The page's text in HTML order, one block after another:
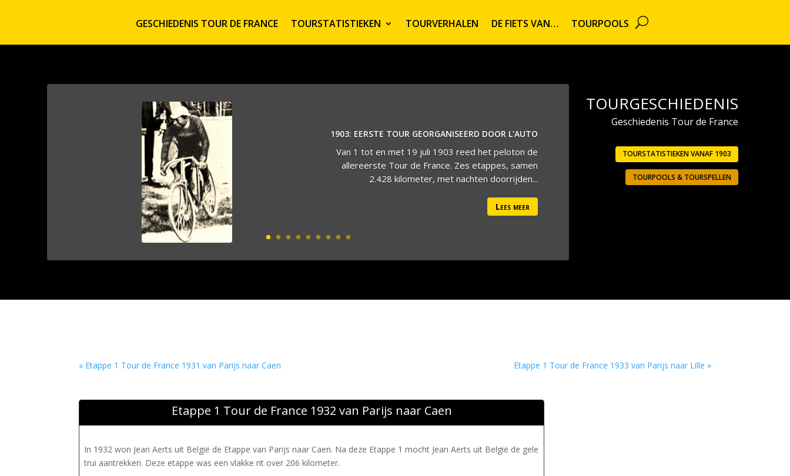
GESCHIEDENIS TOUR DE FRANCE TOURSTATISTIEKEN TOURVERHALEN DE FIETS VAN… TOURPOOLS
1903: EERSTE TOUR GEORGANISEERD DOOR L’AUTO
Van 1 tot en met 19 juli 1903 reed het peloton de
allereerste Tour de France. Zes etappes, samen
2.428 kilometer, met nachten doorrijden...
Lees meer
TOURGESCHIEDENIS
Geschiedenis Tour de France
TOURSTATISTIEKEN VANAF 1903
TOURPOOLS & TOURSPELLEN
« Etappe 1 Tour de France 1931 van Parijs naar Caen Etappe 1 Tour de France 1933 van Parijs naar Lille »
Etappe 1 Tour de France 1932 van Parijs naar Caen
In 1932 won Jean Aerts uit België de Etappe van Parijs naar Caen. Na deze Etappe 1 mocht Jean Aerts uit België de gele
trui aantrekken. Deze etappe was een vlakke rit over 206 kilometer.